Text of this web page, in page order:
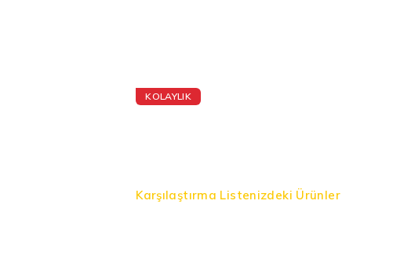
KOLAYLIK
Karşılaştırma Listenizdeki Ürünler